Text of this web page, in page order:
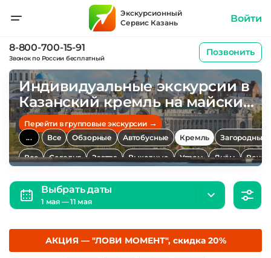
8-800-700-15-91
Звонок по России бесплатный
Позвонить
Экскурсионный
Сервис Казань
Войти
Индивидуальные экскурсии в
Казанский кремль на майские
праздники
Перейти в групповые экскурсии →
... Все Обзорные Автобусные Кремль Загородные
Все Сегодня Завтра Выходные Утром Днём
Выбрать даты
1 мая — 11 мая
АКЦИЯ — "ЛОВИ МОМЕНТ", скидка 20%
2 2
1 1
4 7
5 5